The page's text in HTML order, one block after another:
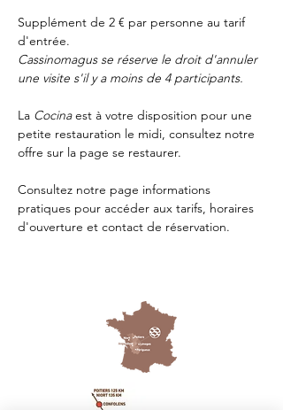
Supplément de 2 € par personne au tarif
d'entrée.
Cassinomagus se réserve le droit d'annuler
une visite s'il y a moins de 4 participants.
La Cocina est à votre disposition pour une
petite restauration le midi, consultez notre
offre sur la page se restaurer.
Consultez notre page informations
pratiques pour accéder aux tarifs, horaires
d'ouverture et contact de réservation.